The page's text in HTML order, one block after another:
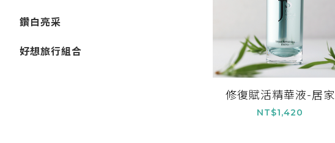
鑽白亮采
好想旅行組合
修復賦活精華液-居家
NT$1,420